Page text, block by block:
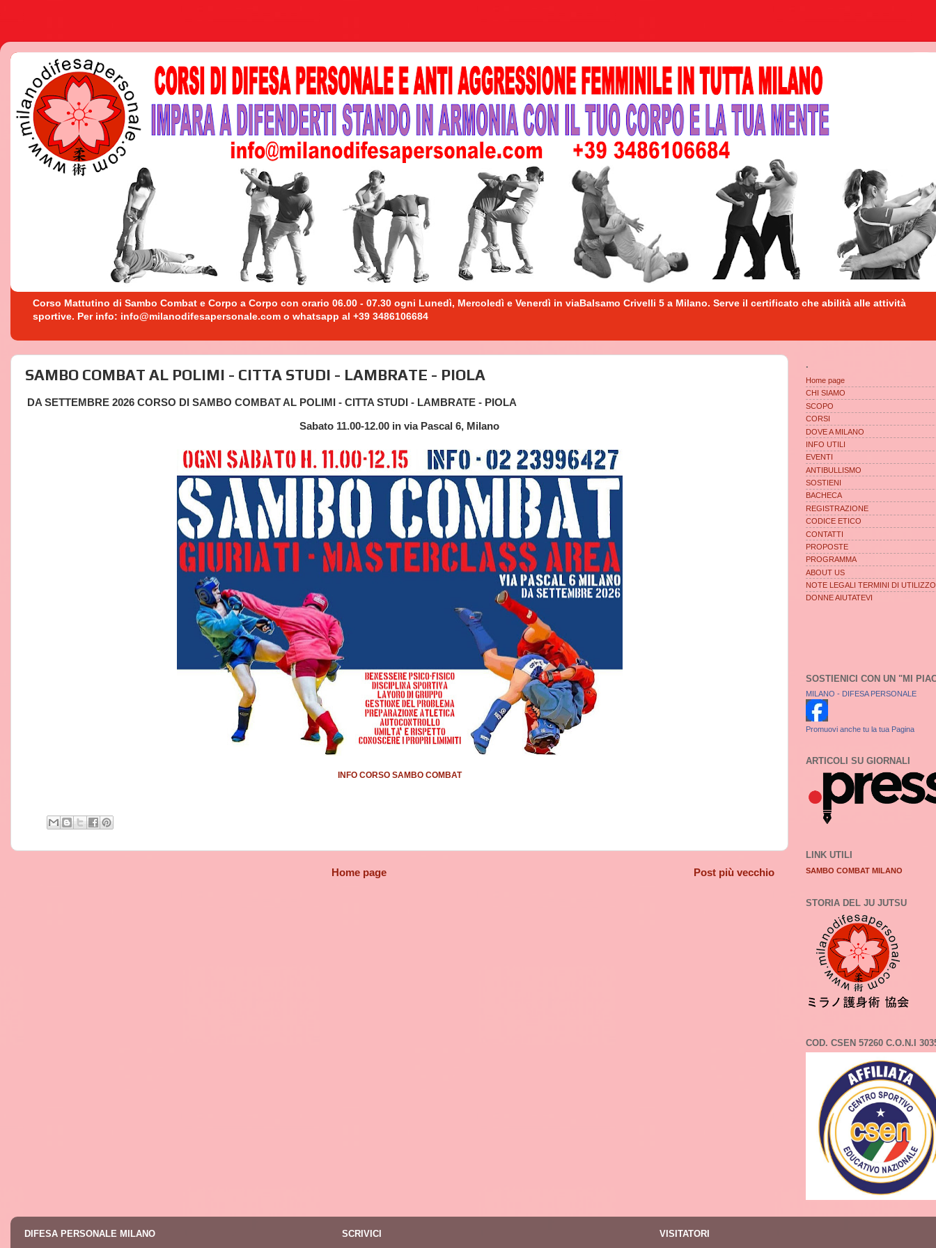
Corso Mattutino di Sambo Combat e Corpo a Corpo con orario 06.00 - 07.30 ogni Lunedì, Mercoledì e Venerdì in viaBalsamo Crivelli 5 a Milano. Serve il certificato che abilità alle attività
sportive. Per info: info@milanodifesapersonale.com o whatsapp al +39 3486106684
SAMBO COMBAT AL POLIMI - CITTA STUDI - LAMBRATE - PIOLA
DA SETTEMBRE 2026 CORSO DI SAMBO COMBAT AL POLIMI - CITTA STUDI - LAMBRATE - PIOLA
Sabato 11.00-12.00 in via Pascal 6, Milano
INFO CORSO SAMBO COMBAT
Post più vecchio
Home page
.
Home page
CHI SIAMO
SCOPO
CORSI
DOVE A MILANO
INFO UTILI
EVENTI
ANTIBULLISMO
SOSTIENI
BACHECA
REGISTRAZIONE
CODICE ETICO
CONTATTI
PROPOSTE
PROGRAMMA
ABOUT US
NOTE LEGALI TERMINI DI UTILIZZO
DONNE AIUTATEVI
SOSTIENICI CON UN "MI
MILANO - DIFESA PERSONALE
Promuovi anche tu la tua Pagina
ARTICOLI SU GIORNALI
LINK UTILI
SAMBO COMBAT MILANO
STORIA DEL JU JUTSU
COD. CSEN 57260 C.O.N.I
DIFESA PERSONALE MILANO SCRIVICI VISITATORI